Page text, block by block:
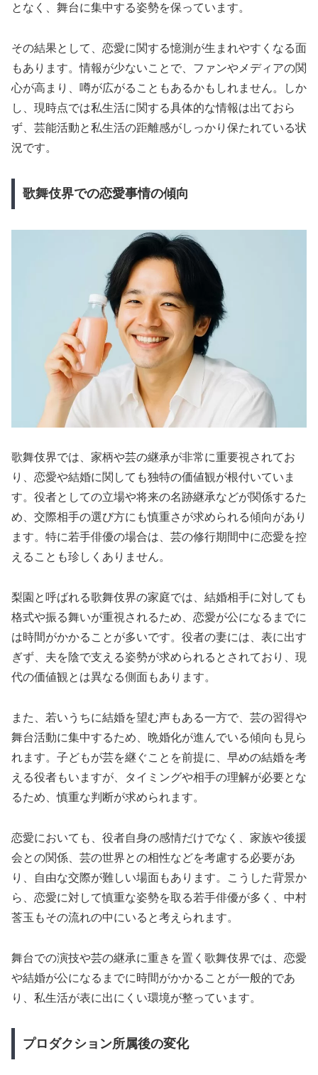
となく、舞台に集中する姿勢を保っています。
その結果として、恋愛に関する憶測が生まれやすくなる面
もあります。情報が少ないことで、ファンやメディアの関
心が高まり、噂が広がることもあるかもしれません。しか
し、現時点では私生活に関する具体的な情報は出ておら
ず、芸能活動と私生活の距離感がしっかり保たれている状
況です。
歌舞伎界での恋愛事情の傾向
歌舞伎界では、家柄や芸の継承が非常に重要視されてお
り、恋愛や結婚に関しても独特の価値観が根付いていま
す。役者としての立場や将来の名跡継承などが関係するた
め、交際相手の選び方にも慎重さが求められる傾向があり
ます。特に若手俳優の場合は、芸の修行期間中に恋愛を控
えることも珍しくありません。
梨園と呼ばれる歌舞伎界の家庭では、結婚相手に対しても
格式や振る舞いが重視されるため、恋愛が公になるまでに
は時間がかかることが多いです。役者の妻には、表に出す
ぎず、夫を陰で支える姿勢が求められるとされており、現
代の価値観とは異なる側面もあります。
また、若いうちに結婚を望む声もある一方で、芸の習得や
舞台活動に集中するため、晩婚化が進んでいる傾向も見ら
れます。子どもが芸を継ぐことを前提に、早めの結婚を考
える役者もいますが、タイミングや相手の理解が必要とな
るため、慎重な判断が求められます。
恋愛においても、役者自身の感情だけでなく、家族や後援
会との関係、芸の世界との相性などを考慮する必要があ
り、自由な交際が難しい場面もあります。こうした背景か
ら、恋愛に対して慎重な姿勢を取る若手俳優が多く、中村
莟玉もその流れの中にいると考えられます。
舞台での演技や芸の継承に重きを置く歌舞伎界では、恋愛
や結婚が公になるまでに時間がかかることが一般的であ
り、私生活が表に出にくい環境が整っています。
プロダクション所属後の変化